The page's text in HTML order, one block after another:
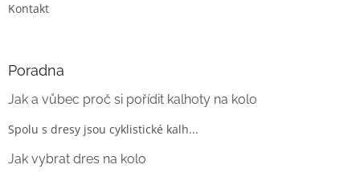
Kontakt
Poradna
Jak a vůbec proč si pořídit kalhoty na kolo
Spolu s dresy jsou cyklistické kalh...
Jak vybrat dres na kolo